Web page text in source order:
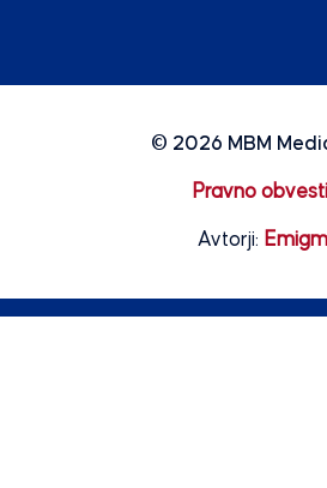
© 2026 MBM
Pravno
Avtorji: